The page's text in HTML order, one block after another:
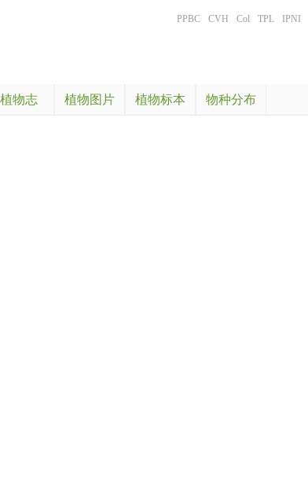
PPBC CVH Col TPL IPNI
植物志 植物图片 植物标本 物种分布